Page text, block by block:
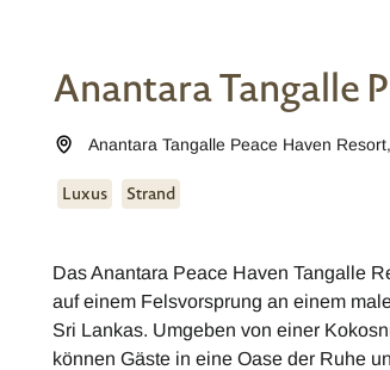
Anantara Tangalle
Anantara Tangalle Peace Haven Resort,
Luxus Strand
Das Anantara Peace Haven Tangalle
auf einem Felsvorsprung an einem
Sri Lankas. Umgeben von einer
können Gäste in eine Oase der Ruhe